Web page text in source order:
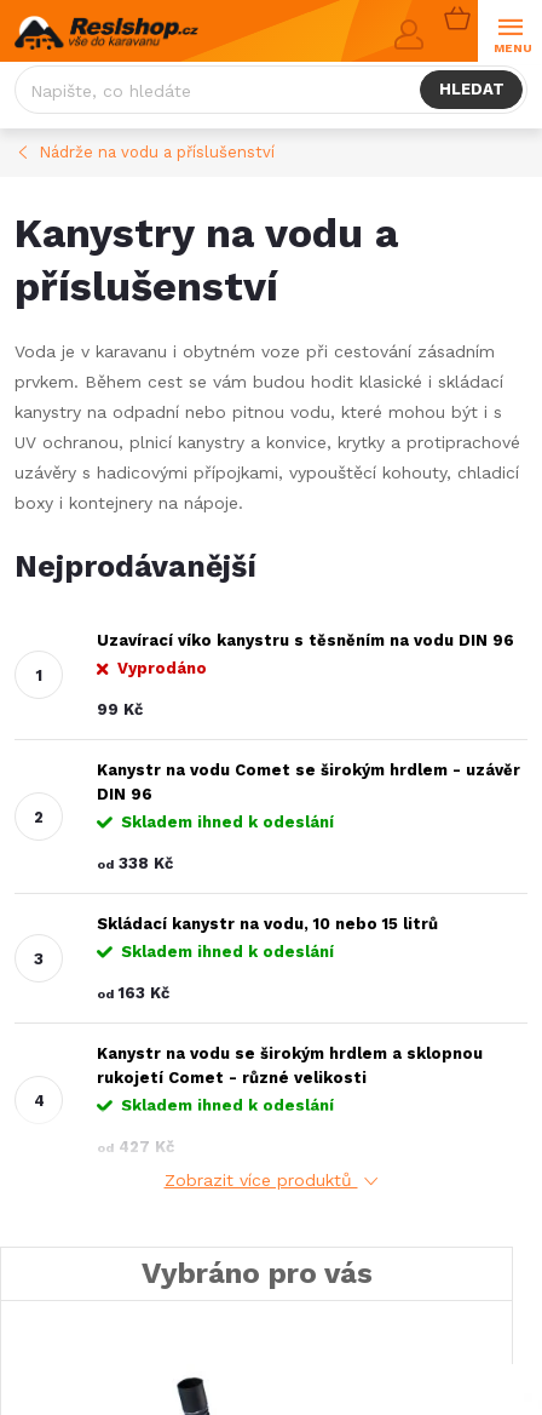
Přejít
na
obsah
HLEDAT
NÁKUPNÍ
KOŠÍK
Nádrže na vodu a příslušenství
Kanystry na vodu a
příslušenství
Voda je v karavanu i obytném voze při cestování zásadním
prvkem. Během cest se vám budou hodit klasické i skládací
kanystry na odpadní nebo pitnou vodu, které mohou být i s
UV ochranou, plnicí kanystry a konvice, krytky a protiprachové
uzávěry s hadicovými přípojkami, vypouštěcí kohouty, chladicí
boxy i kontejnery na nápoje.
Nejprodávanější
Uzavírací víko kanystru s těsněním na vodu DIN 96
Vyprodáno
99 Kč
Kanystr na vodu Comet se širokým hrdlem - uzávěr
DIN 96
Skladem ihned k odeslání
od 338 Kč
Skládací kanystr na vodu, 10 nebo 15 litrů
Skladem ihned k odeslání
od 163 Kč
Kanystr na vodu se širokým hrdlem a sklopnou
rukojetí Comet - různé velikosti
Skladem ihned k odeslání
od 427 Kč
Zobrazit více produktů
Vybráno pro vás